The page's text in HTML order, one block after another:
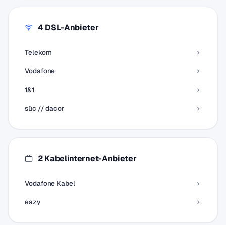
4 DSL-Anbieter
Telekom
Vodafone
1&1
süc // dacor
2 Kabelinternet-Anbieter
Vodafone Kabel
eazy